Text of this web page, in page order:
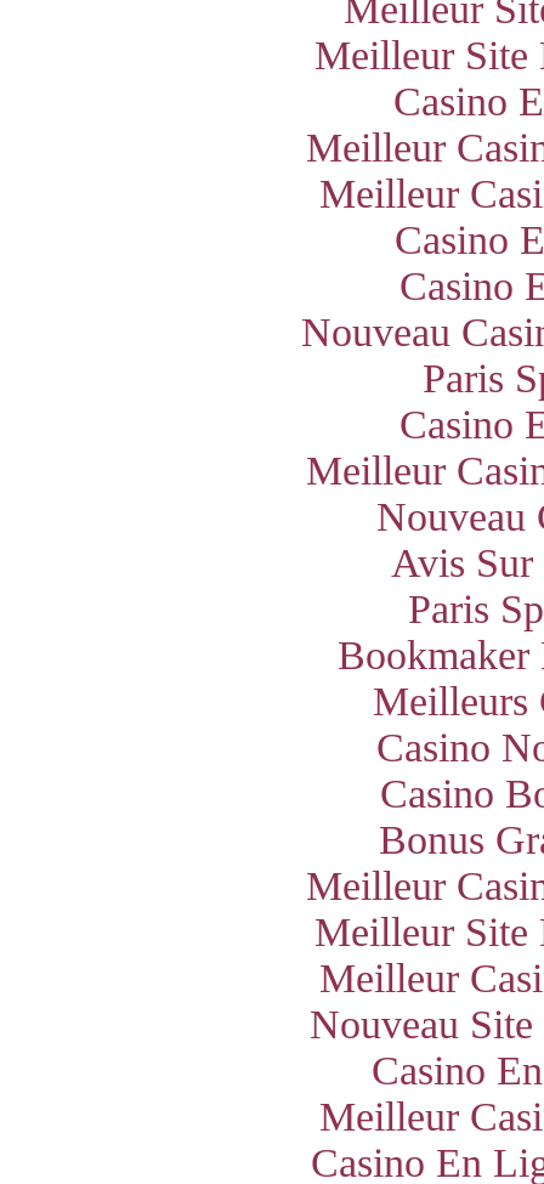
Meilleur Site
Casino
Meilleur
Meilleur
Casino
Casino
Nouveau
Paris
Casino
Meilleur
Nouveau
Avis Sur
Paris
Meilleurs
Casino
Casino
Bonus
Meilleur
Meilleur Site
Meilleur
Nouveau
Casino
Meilleur
Casino En